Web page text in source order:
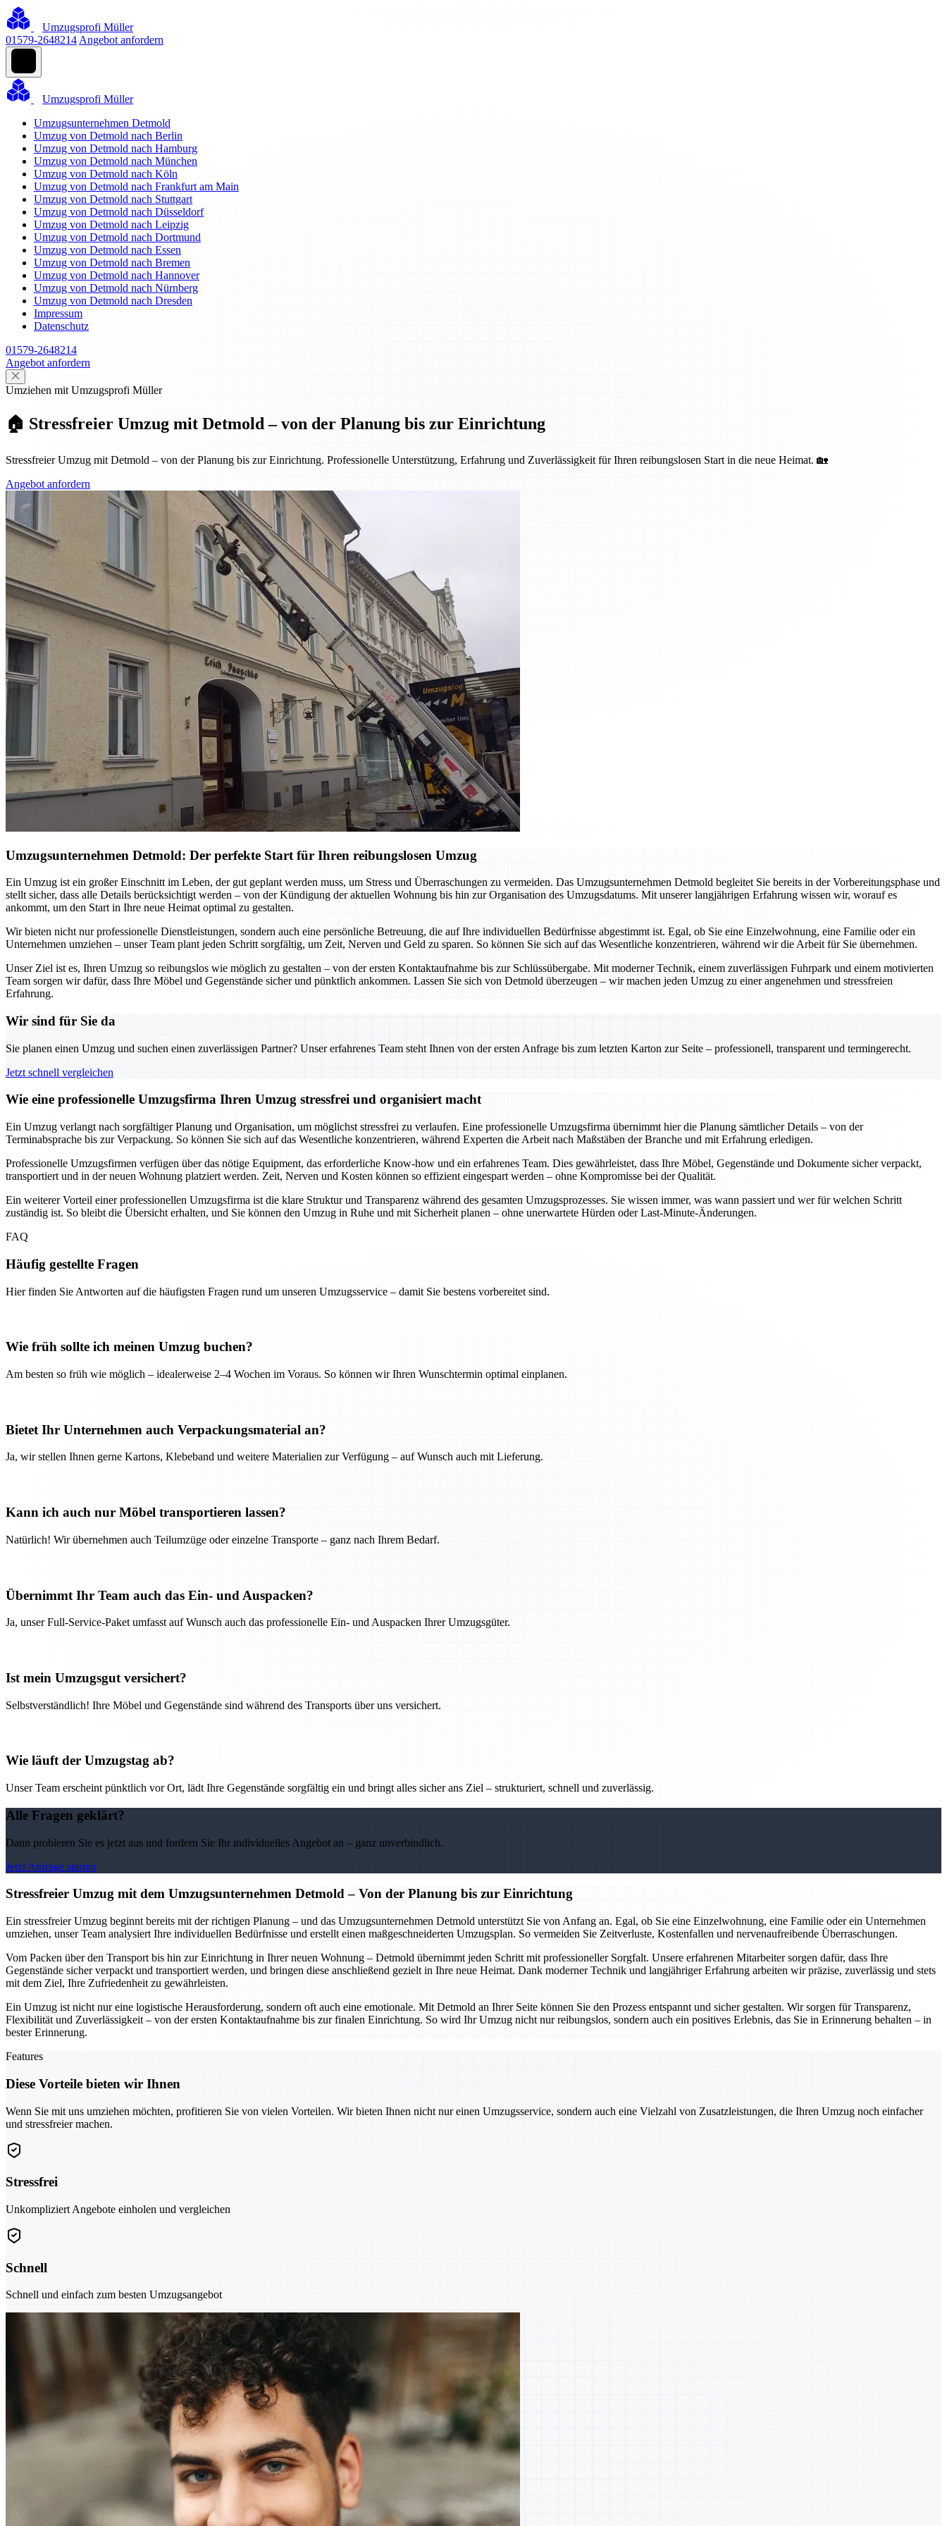
Umzugsprofi Müller
01579-2648214 Angebot anfordern
Umzugsprofi Müller
Umzugsunternehmen Detmold
Umzug von Detmold nach Berlin
Umzug von Detmold nach Hamburg
Umzug von Detmold nach München
Umzug von Detmold nach Köln
Umzug von Detmold nach Frankfurt am Main
Umzug von Detmold nach Stuttgart
Umzug von Detmold nach Düsseldorf
Umzug von Detmold nach Leipzig
Umzug von Detmold nach Dortmund
Umzug von Detmold nach Essen
Umzug von Detmold nach Bremen
Umzug von Detmold nach Hannover
Umzug von Detmold nach Nürnberg
Umzug von Detmold nach Dresden
Impressum
Datenschutz
01579-2648214
Angebot anfordern
Umziehen mit Umzugsprofi Müller
🏠 Stressfreier Umzug mit Detmold – von der Planung bis zur Einrichtung
Stressfreier Umzug mit Detmold – von der Planung bis zur Einrichtung. Professionelle Unterstützung, Erfahrung und Zuverlässigkeit für Ihren reibungslosen Start in die neue Heimat. 🏡
Angebot anfordern
Umzugsunternehmen Detmold: Der perfekte Start für Ihren reibungslosen Umzug
Ein Umzug ist ein großer Einschnitt im Leben, der gut geplant werden muss, um Stress und Überraschungen zu vermeiden. Das Umzugsunternehmen Detmold begleitet Sie bereits in der Vorbereitungsphase und
stellt sicher, dass alle Details berücksichtigt werden – von der Kündigung der aktuellen Wohnung bis hin zur Organisation des Umzugsdatums. Mit unserer langjährigen Erfahrung wissen wir, worauf es
ankommt, um den Start in Ihre neue Heimat optimal zu gestalten.
Wir bieten nicht nur professionelle Dienstleistungen, sondern auch eine persönliche Betreuung, die auf Ihre individuellen Bedürfnisse abgestimmt ist. Egal, ob Sie eine Einzelwohnung, eine Familie oder ein
Unternehmen umziehen – unser Team plant jeden Schritt sorgfältig, um Zeit, Nerven und Geld zu sparen. So können Sie sich auf das Wesentliche konzentrieren, während wir die Arbeit für Sie übernehmen.
Unser Ziel ist es, Ihren Umzug so reibungslos wie möglich zu gestalten – von der ersten Kontaktaufnahme bis zur Schlüssübergabe. Mit moderner Technik, einem zuverlässigen Fuhrpark und einem motivierten
Team sorgen wir dafür, dass Ihre Möbel und Gegenstände sicher und pünktlich ankommen. Lassen Sie sich von Detmold überzeugen – wir machen jeden Umzug zu einer angenehmen und stressfreien
Erfahrung.
Wir sind für Sie da
Sie planen einen Umzug und suchen einen zuverlässigen Partner? Unser erfahrenes Team steht Ihnen von der ersten Anfrage bis zum letzten Karton zur Seite – professionell, transparent und termingerecht.
Jetzt schnell vergleichen
Wie eine professionelle Umzugsfirma Ihren Umzug stressfrei und organisiert macht
Ein Umzug verlangt nach sorgfältiger Planung und Organisation, um möglichst stressfrei zu verlaufen. Eine professionelle Umzugsfirma übernimmt hier die Planung sämtlicher Details – von der
Terminabsprache bis zur Verpackung. So können Sie sich auf das Wesentliche konzentrieren, während Experten die Arbeit nach Maßstäben der Branche und mit Erfahrung erledigen.
Professionelle Umzugsfirmen verfügen über das nötige Equipment, das erforderliche Know-how und ein erfahrenes Team. Dies gewährleistet, dass Ihre Möbel, Gegenstände und Dokumente sicher verpackt,
transportiert und in der neuen Wohnung platziert werden. Zeit, Nerven und Kosten können so effizient eingespart werden – ohne Kompromisse bei der Qualität.
Ein weiterer Vorteil einer professionellen Umzugsfirma ist die klare Struktur und Transparenz während des gesamten Umzugsprozesses. Sie wissen immer, was wann passiert und wer für welchen Schritt
zuständig ist. So bleibt die Übersicht erhalten, und Sie können den Umzug in Ruhe und mit Sicherheit planen – ohne unerwartete Hürden oder Last-Minute-Änderungen.
FAQ
Häufig gestellte Fragen
Hier finden Sie Antworten auf die häufigsten Fragen rund um unseren Umzugsservice – damit Sie bestens vorbereitet sind.
Wie früh sollte ich meinen Umzug buchen?
Am besten so früh wie möglich – idealerweise 2–4 Wochen im Voraus. So können wir Ihren Wunschtermin optimal einplanen.
Bietet Ihr Unternehmen auch Verpackungsmaterial an?
Ja, wir stellen Ihnen gerne Kartons, Klebeband und weitere Materialien zur Verfügung – auf Wunsch auch mit Lieferung.
Kann ich auch nur Möbel transportieren lassen?
Natürlich! Wir übernehmen auch Teilumzüge oder einzelne Transporte – ganz nach Ihrem Bedarf.
Übernimmt Ihr Team auch das Ein- und Auspacken?
Ja, unser Full-Service-Paket umfasst auf Wunsch auch das professionelle Ein- und Auspacken Ihrer Umzugsgüter.
Ist mein Umzugsgut versichert?
Selbstverständlich! Ihre Möbel und Gegenstände sind während des Transports über uns versichert.
Wie läuft der Umzugstag ab?
Unser Team erscheint pünktlich vor Ort, lädt Ihre Gegenstände sorgfältig ein und bringt alles sicher ans Ziel – strukturiert, schnell und zuverlässig.
Alle Fragen geklärt?
Dann probieren Sie es jetzt aus und fordern Sie Ihr individuelles Angebot an – ganz unverbindlich.
Jetzt Anfrage starten
Stressfreier Umzug mit dem Umzugsunternehmen Detmold – Von der Planung bis zur Einrichtung
Ein stressfreier Umzug beginnt bereits mit der richtigen Planung – und das Umzugsunternehmen Detmold unterstützt Sie von Anfang an. Egal, ob Sie eine Einzelwohnung, eine Familie oder ein Unternehmen
umziehen, unser Team analysiert Ihre individuellen Bedürfnisse und erstellt einen maßgeschneiderten Umzugsplan. So vermeiden Sie Zeitverluste, Kostenfallen und nervenaufreibende Überraschungen.
Vom Packen über den Transport bis hin zur Einrichtung in Ihrer neuen Wohnung – Detmold übernimmt jeden Schritt mit professioneller Sorgfalt. Unsere erfahrenen Mitarbeiter sorgen dafür, dass Ihre
Gegenstände sicher verpackt und transportiert werden, und bringen diese anschließend gezielt in Ihre neue Heimat. Dank moderner Technik und langjähriger Erfahrung arbeiten wir präzise, zuverlässig und stets
mit dem Ziel, Ihre Zufriedenheit zu gewährleisten.
Ein Umzug ist nicht nur eine logistische Herausforderung, sondern oft auch eine emotionale. Mit Detmold an Ihrer Seite können Sie den Prozess entspannt und sicher gestalten. Wir sorgen für Transparenz,
Flexibilität und Zuverlässigkeit – von der ersten Kontaktaufnahme bis zur finalen Einrichtung. So wird Ihr Umzug nicht nur reibungslos, sondern auch ein positives Erlebnis, das Sie in Erinnerung behalten – in
bester Erinnerung.
Features
Diese Vorteile bieten wir Ihnen
Wenn Sie mit uns umziehen möchten, profitieren Sie von vielen Vorteilen. Wir bieten Ihnen nicht nur einen Umzugsservice, sondern auch eine Vielzahl von Zusatzleistungen, die Ihren Umzug noch einfacher
und stressfreier machen.
Stressfrei
Unkompliziert Angebote einholen und vergleichen
Schnell
Schnell und einfach zum besten Umzugsangebot